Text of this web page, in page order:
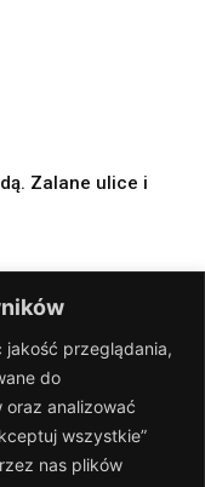
przeglądania,
do
analizować
wszystkie”
nas plików
Zalane ulice i
kolorów w MDK!